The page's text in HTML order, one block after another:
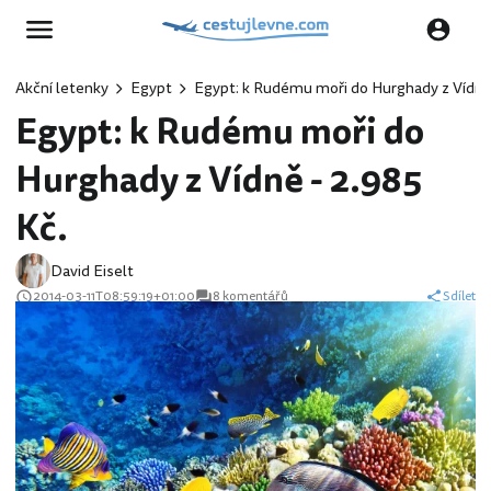
Akční letenky Egypt Egypt: k Rudému moři do Hurghady z
Egypt: k Rudému moři do
Hurghady z Vídně - 2.985
Kč.
David Eiselt
2014-03-11T08:59:19+01:00 8 komentářů Sdílet